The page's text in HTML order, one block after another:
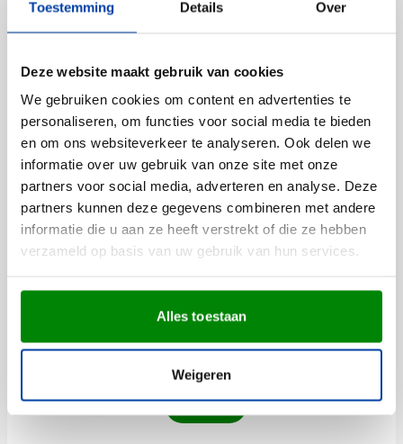
Toestemming Details Over
Deze website maakt gebruik van cookies
We gebruiken cookies om content en advertenties te
personaliseren, om functies voor social media te bieden
en om ons websiteverkeer te analyseren. Ook delen we
informatie over uw gebruik van onze site met onze
partners voor social media, adverteren en analyse. Deze
partners kunnen deze gegevens combineren met andere
informatie die u aan ze heeft verstrekt of die ze hebben
verzameld op basis van uw gebruik van hun services.
Alles toestaan
Weigeren
vanaf 0,99
823
Drinkfles | Borosilicaatglas |
300 ml | Met theezeef
Levering vanaf17 augustus
Bekijk
Bedrukken vanaf 24 stuks
Levering vanaf
Bekijk